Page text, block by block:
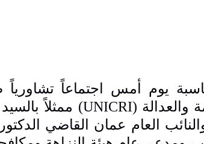
يوم أمس اجتماعاً
والعدالة (UNICRI) ممثلاً
العام عمان القاضي